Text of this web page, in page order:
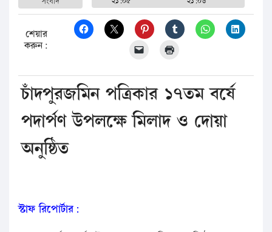
শেয়ার
করুন:
চাঁদপুরজমিন পত্রিকার ১৭তম বর্ষে
পদার্পণ উপলক্ষে মিলাদ ও দোয়া
অনুষ্ঠিত
স্টাফ রিপোর্টার: